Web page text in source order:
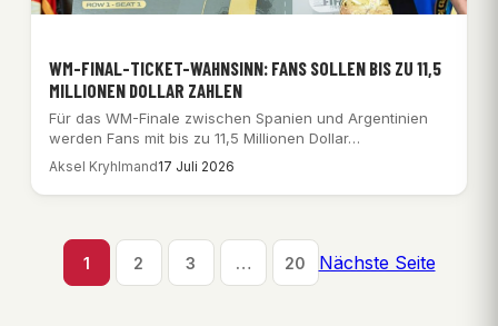
WM-FINAL-TICKET-WAHNSINN: FANS SOLLEN BIS ZU 11,5
MILLIONEN DOLLAR ZAHLEN
Für das WM-Finale zwischen Spanien und Argentinien
werden Fans mit bis zu 11,5 Millionen Dollar…
Aksel Kryhlmand17 Juli 2026
1 2 3 … 20 Nächste Seite